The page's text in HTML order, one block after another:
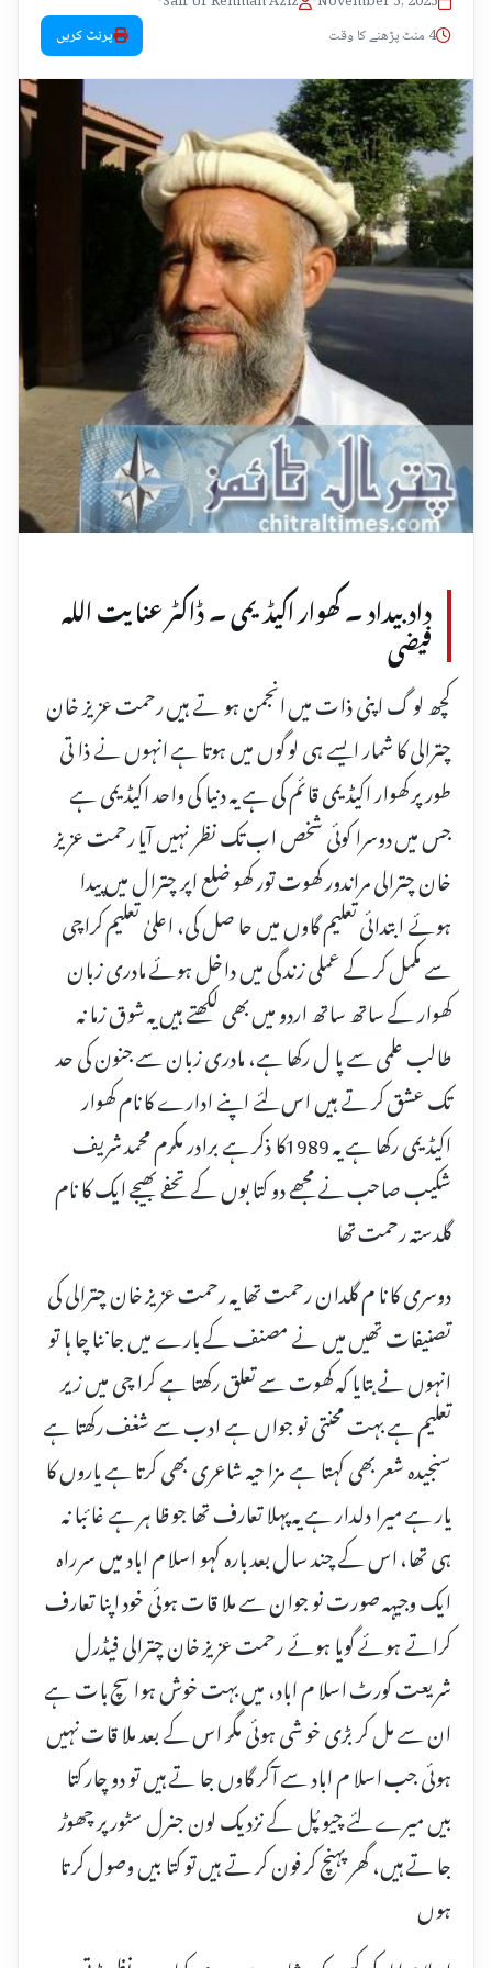
4 منٹ پڑھنے کا وقت
پرنٹ کریں
داد بیداد ۔ کھوار اکیڈیمی ۔ ڈاکٹر عنا یت اللہ
فیضی
کچھ لو گ اپنی ذات میں انجمن ہو تے ہیں رحمت عزیز خان
چترالی کا شمار ایسے ہی لو گوں میں ہوتا ہے انہوں نے ذا تی
طور پر کھوار اکیڈیمی قائم کی ہے یہ دنیا کی واحد اکیڈیمی ہے
جس میں دوسرا کوئی شخص اب تک نظر نہیں آیا رحمت عزیز
خان چترالی مراندور کھوت تور کھو ضلع اپر چترال میں پیدا
ہوئے ابتدائی تعلیم گاوں میں حا صل کی، اعلیٰ تعلیم کراچی
سے مکمل کر کے عملی زند گی میں داخل ہوئے مادری زبان
کھوار کے ساتھ ساتھ اردو میں بھی لکھتے ہیں یہ شوق زما نہ
طالب علمی سے پا ل رکھا ہے، مادری زبان سے جنون کی حد
تک عشق کر تے ہیں اس لئے اپنے ادارے کا نام کھوار
اکیڈیمی رکھا ہے یہ 1989کا ذکر ہے برادر مکرم محمد شریف
شکیب صاحب نے مجھے دو کتا بوں کے تحفے بھیجے ایک کا نام
گلدستہ رحمت تھا
دوسری کا نا م گلدان رحمت تھا یہ رحمت عزیز خان چترالی کی
تصنیفات تھیں میں نے مصنف کے بارے میں جا ننا چا ہا تو
انہوں نے بتایا کہ کھوت سے تعلق رکھتا ہے کرا چی میں زیر
تعلیم ہے بہت محنتی نو جواں ہے ادب سے شغف رکھتا ہے
سنجیدہ شعر بھی کہتا ہے مزا حیہ شاعری بھی کرتا ہے یاروں کا
یار ہے میرا دلدار ہے یہ پہلا تعارف تھا جو ظا ہر ہے غا ئبا نہ
ہی تھا، اس کے چند سال بعد بارہ کہو اسلا م اباد میں سر راہ
ایک وجیہہ صورت نو جوان سے ملا قات ہوئی خود اپنا تعارف
کراتے ہوئے گویا ہوئے رحمت عزیز خان چترالی فیڈرل
شریعت کورٹ اسلا م اباد، میں بہت خوش ہوا سچ بات ہے
ان سے مل کر بڑی خو شی ہوئی مگر اس کے بعد ملا قات نہیں
ہوئی جب اسلا م اباد سے آکر گاوں جا تے ہیں تو دو چار کتا
بیں میرے لئے چیو پُل کے نزدیک لون جنرل سٹور پر چھوڑ
جا تے ہیں، گھر پہنچ کر فون کر تے ہیں تو کتا بیں وصول کر تا
ہوں